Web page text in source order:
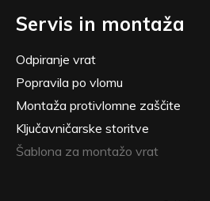
Servis in montaža
Odpiranje vrat
Popravila po vlomu
Montaža protivlomne zaščite
Ključavničarske storitve
Šablona za montažo vrat